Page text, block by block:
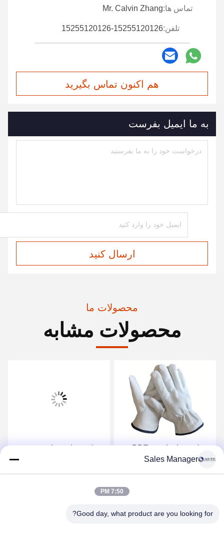
تماس ها:Mr. Calvin Zhang
تلفن:15255120126-15255120126
هم اکنون تماس بگیرید
به ما ایمیل بفرست
ارسال کنید
محصولات ما
محصولات مشابه
دستکش های ایمنی PPE
برای ساخت و ساز صنعتی
بهترین قیمت را دریافت کنید
دستکش های مقاوم به
حرارت 500 درجه سانتیگراد
دستکش های مقاوم به
سانتیگراد دستکش های
های محافظ
بهترین قیمت را دریافت کنید
Sales Manager
7:50 PM
Good day, what product are you looking for?